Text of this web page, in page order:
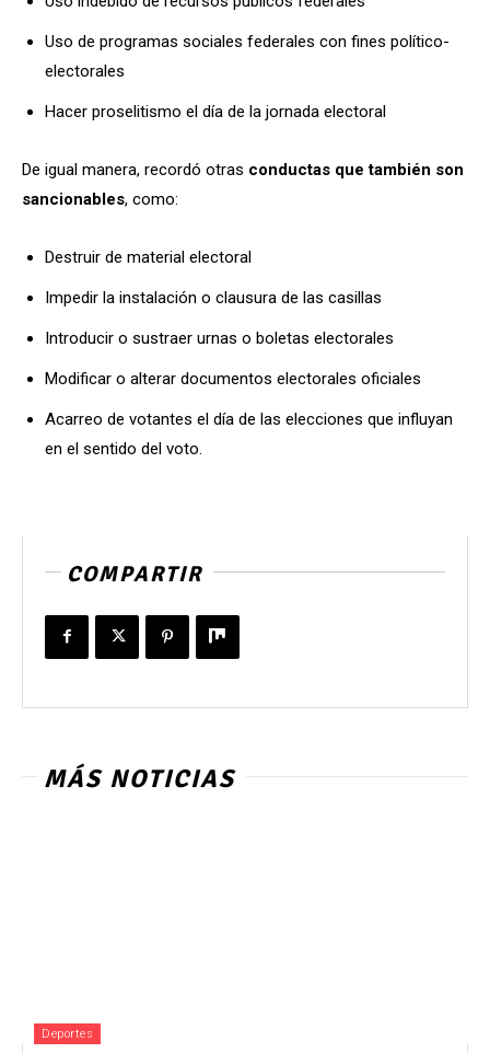
Uso de programas sociales federales con fines político-
electorales
Hacer proselitismo el día de la jornada electoral
De igual manera, recordó otras conductas que también son
sancionables, como:
Destruir de material electoral
Impedir la instalación o clausura de las casillas
Introducir o sustraer urnas o boletas electorales
Modificar o alterar documentos electorales oficiales
Acarreo de votantes el día de las elecciones que influyan
en el sentido del voto.
COMPARTIR
MÁS NOTICIAS
Deportes